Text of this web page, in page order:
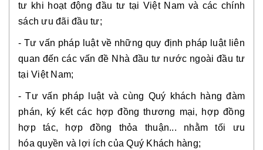
tư khi hoạt động đầu tư tại Việt Nam và các chính
sách ưu đãi đầu tư;
- Tư vấn pháp luật về những quy định pháp luật liên
quan đến các vấn đề Nhà đầu tư nước ngoài đầu tư
tại Việt Nam;
- Tư vấn pháp luật và cùng Quý khách hàng đàm
phán, ký kết các hợp đồng thương mại, hợp đồng
hợp tác, hợp đồng thỏa thuận... nhằm tối ưu
hóa quyền và lợi ích của Quý Khách hàng;